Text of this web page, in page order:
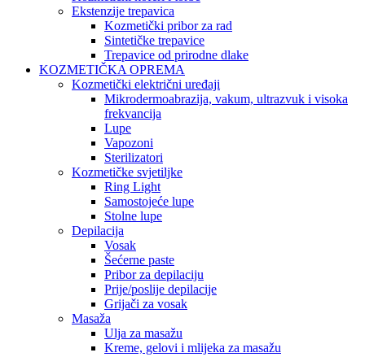
Ekstenzije trepavica
Kozmetički pribor za rad
Sintetičke trepavice
Trepavice od prirodne dlake
KOZMETIČKA OPREMA
Kozmetički električni uređaji
Mikrodermoabrazija, vakum, ultrazvuk i visoka
frekvancija
Lupe
Vapozoni
Sterilizatori
Kozmetičke svjetiljke
Ring Light
Samostojeće lupe
Stolne lupe
Depilacija
Vosak
Šećerne paste
Pribor za depilaciju
Prije/poslije depilacije
Grijači za vosak
Masaža
Ulja za masažu
Kreme, gelovi i mlijeka za masažu